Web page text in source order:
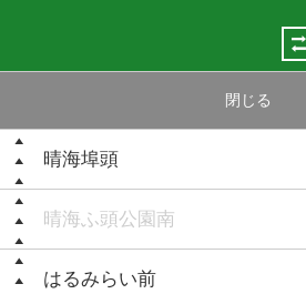
閉じる
晴海埠頭
晴海ふ頭公園南
はるみらい前